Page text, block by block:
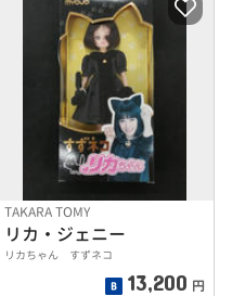
TAKARA TOMY
リカ・ジェニー
リカちゃん すずネコ
13,200 円